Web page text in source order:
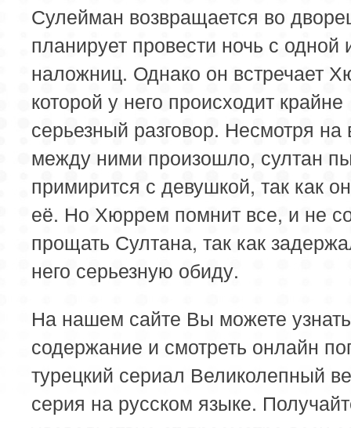
Сулейман возвращается во
планирует провести ночь с одной
наложниц. Однако он встречает
которой у него происходит крайне
серьезный разговор. Несмотря на
между ними произошло, султан
примирится с девушкой, так как
её. Но Хюррем помнит все, и не
прощать Султана, так как
него серьезную обиду.
На нашем сайте Вы можете узнать
содержание и смотреть онлайн
турецкий сериал Великолепный
серия на русском языке.